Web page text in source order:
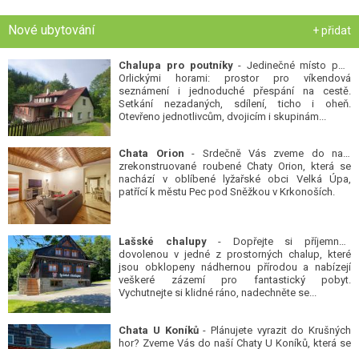
Nové ubytování + přidat
Chalupa pro poutníky- Jedinečné místo pod
Orlickými horami: prostor pro víkendová
seznámení i jednoduché přespání na cestě.
Setkání nezadaných, sdílení, ticho i oheň.
Otevřeno jednotlivcům, dvojicím i skupinám...
Chata Orion - Srdečně Vás zveme do naší
zrekonstruované roubené Chaty Orion, která se
nachází v oblíbené lyžařské obci Velká Úpa,
patřící k městu Pec pod Sněžkou v Krkonoších.
Lašské chalupy- Dopřejte si příjemnou
dovolenou v jedné z prostorných chalup, které
jsou obklopeny nádhernou přírodou a nabízejí
veškeré zázemí pro fantastický pobyt.
Vychutnejte si klidné ráno, nadechněte se...
Chata U Koníků- Plánujete vyrazit do Krušných
hor? Zveme Vás do naší Chaty U Koníků, která se